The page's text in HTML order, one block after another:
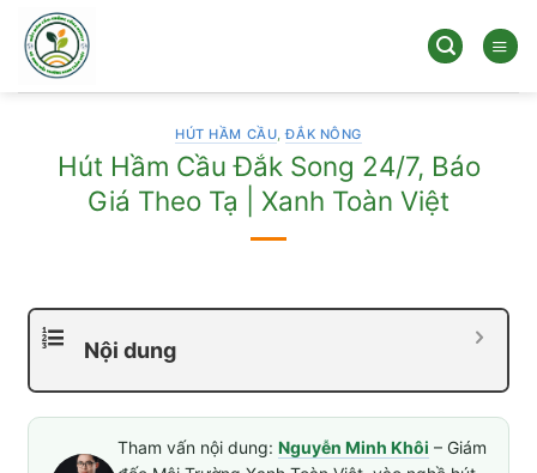
qua
dung
HÚT HẦM CẦU,ĐẮK NÔNG
Hút Hầm Cầu Đắk Song 24/7, Báo
Giá Theo Tạ | Xanh Toàn Việt
Nội dung
Tham vấn nội dung: Nguyễn Minh Khôi – Giám